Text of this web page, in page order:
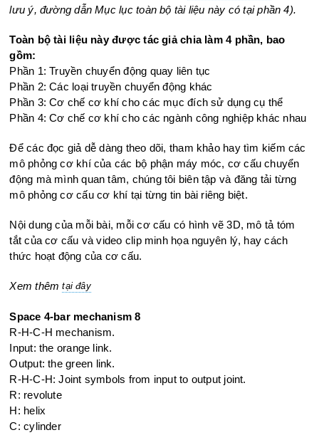
lưu ý, đường dẫn Mục lục toàn bộ tài liệu này có tại phần 4).
Toàn bộ tài liệu này được tác giả chia làm 4 phần, bao
gồm:
Phần 1: Truyền chuyển động quay liên tục
Phần 2: Các loại truyền chuyển động khác
Phần 3: Cơ chế cơ khí cho các mục đích sử dụng cụ thể
Phần 4: Cơ chế cơ khí cho các ngành công nghiệp khác nhau
Để các đọc giả dễ dàng theo dõi, tham khảo hay tìm kiếm các
mô phỏng cơ khí của các bộ phận máy móc, cơ cấu chuyển
động mà mình quan tâm, chúng tôi biên tập và đăng tải từng
mô phỏng cơ cấu cơ khí tại từng tin bài riêng biệt.
Nội dung của mỗi bài, mỗi cơ cấu có hình vẽ 3D, mô tả tóm
tắt của cơ cấu và video clip minh họa nguyên lý, hay cách
thức hoạt động của cơ cấu.
Xem thêmtại đây
Space 4-bar mechanism 8
R-H-C-H mechanism.
Input: the orange link.
Output: the green link.
R-H-C-H: Joint symbols from input to output joint.
R: revolute
H: helix
C: cylinder